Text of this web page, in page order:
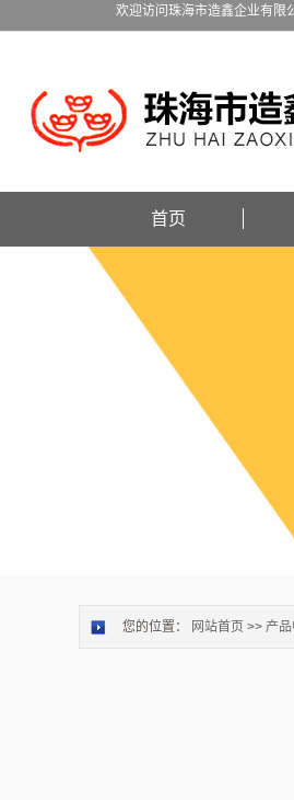
欢迎访问珠海市造鑫企业有限
首页
您的位置： 网站首页 >> 产